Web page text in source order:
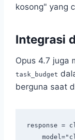
kosong" yang
Integrasi
Opus 4.7 juga
task_budget
berguna saat
response =